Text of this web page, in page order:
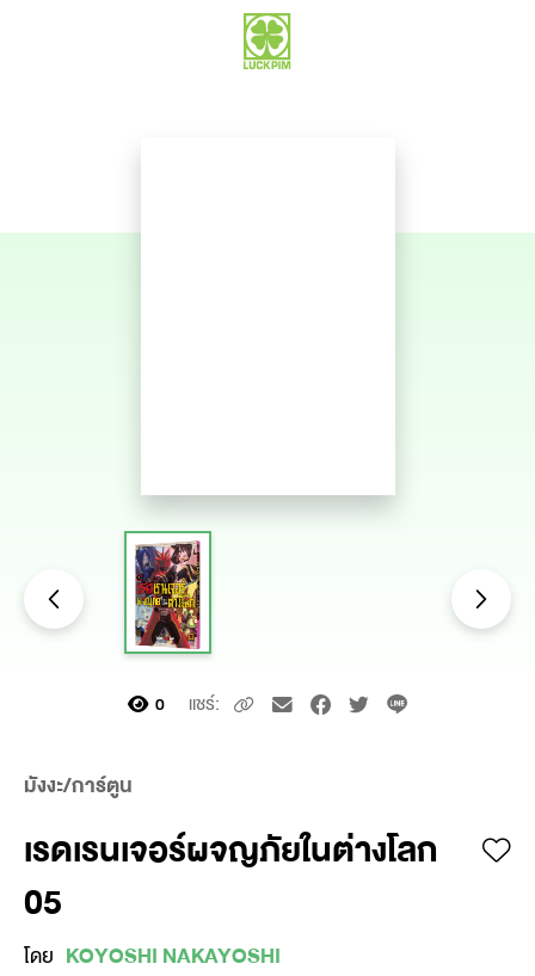
0 แชร์:
มังงะ/การ์ตูน
เรดเรนเจอร์ผจญภัยในต่างโลก
05
โดย KOYOSHI NAKAYOSHI